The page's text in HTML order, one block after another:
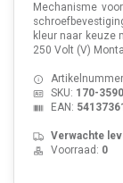
Mechanisme
kleur naar keuze
250 Volt (V)
SKU: 170-
EAN:
Verwachte
Voorraad: 0